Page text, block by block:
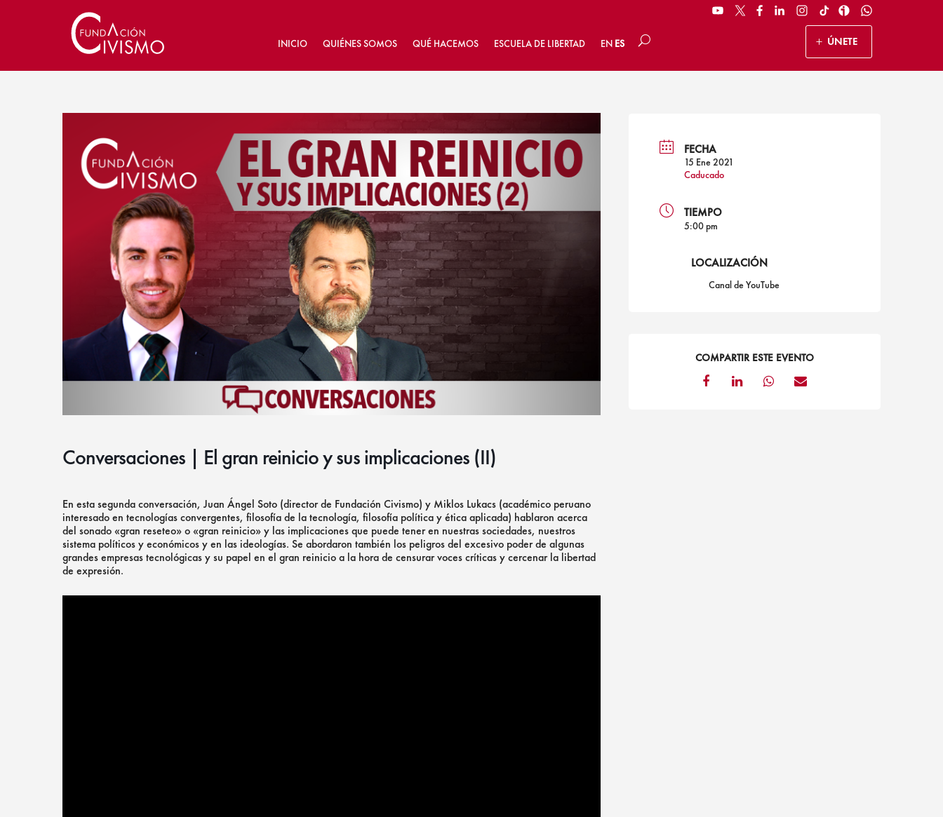
INICIO QUIÉNES SOMOS QUÉ HACEMOS ESCUELA DE LIBERTAD EN ES ÚNETE
Conversaciones | El gran reinicio y sus implicaciones (II)
En esta segunda conversación, Juan Ángel Soto (director de Fundación Civismo) y Miklos Lukacs (académico peruano
interesado en tecnologías convergentes, filosofía de la tecnología, filosofía política y ética aplicada) hablaron acerca
del sonado «gran reseteo» o «gran reinicio» y las implicaciones que puede tener en nuestras sociedades, nuestros
sistema políticos y económicos y en las ideologías. Se abordaron también los peligros del excesivo poder de algunas
grandes empresas tecnológicas y su papel en el gran reinicio a la hora de censurar voces críticas y cercenar la libertad
de expresión.
FECHA
15 Ene 2021
Caducado
TIEMPO
5:00 pm
LOCALIZACIÓN
Canal de YouTube
COMPARTIR ESTE EVENTO